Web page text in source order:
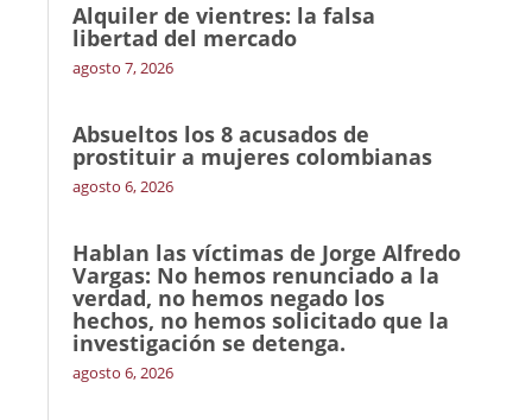
Alquiler de vientres: la falsa
libertad del mercado
agosto 7, 2026
Absueltos los 8 acusados de
prostituir a mujeres colombianas
agosto 6, 2026
Hablan las víctimas de Jorge Alfredo
Vargas: No hemos renunciado a la
verdad, no hemos negado los
hechos, no hemos solicitado que la
investigación se detenga.
agosto 6, 2026